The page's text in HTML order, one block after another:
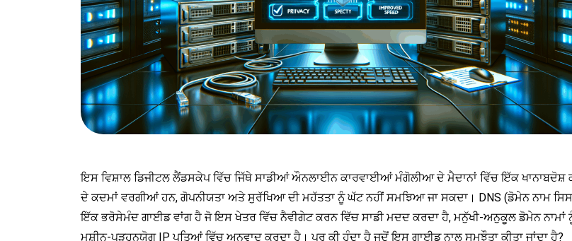
ਇਸ ਵਿਸ਼ਾਲ ਡਿਜੀਟਲ ਲੈਂਡਸਕੇਪ ਵਿੱਚ ਜਿੱਥੇ ਸਾਡੀਆਂ ਔਨਲਾਈਨ ਕਾਰਵਾਈਆਂ ਮੰਗੋਲੀਆ ਦੇ ਮੈਦਾਨਾਂ ਵਿੱਚ ਇੱਕ ਖਾਨਾਬਦੋਸ਼
ਦੇ ਕਦਮਾਂ ਵਰਗੀਆਂ ਹਨ, ਗੋਪਨੀਯਤਾ ਅਤੇ ਸੁਰੱਖਿਆ ਦੀ ਮਹੱਤਤਾ ਨੂੰ ਘੱਟ ਨਹੀਂ ਸਮਝਿਆ ਜਾ ਸਕਦਾ। DNS (ਡੋਮੇਨ ਨਾਮ
ਇੱਕ ਭਰੋਸੇਮੰਦ ਗਾਈਡ ਵਾਂਗ ਹੈ ਜੋ ਇਸ ਖੇਤਰ ਵਿੱਚ ਨੈਵੀਗੇਟ ਕਰਨ ਵਿੱਚ ਸਾਡੀ ਮਦਦ ਕਰਦਾ ਹੈ, ਮਨੁੱਖੀ-ਅਨੁਕੂਲ ਡੋਮੇਨ ਨਾਮਾਂ
ਮਸ਼ੀਨ-ਪੜ੍ਹਨਯੋਗ IP ਪਤਿਆਂ ਵਿੱਚ ਅਨੁਵਾਦ ਕਰਦਾ ਹੈ। ਪਰ ਕੀ ਹੁੰਦਾ ਹੈ ਜਦੋਂ ਇਸ ਗਾਈਡ ਨਾਲ ਸਮਝੌਤਾ ਕੀਤਾ ਜਾਂਦਾ ਹੈ?